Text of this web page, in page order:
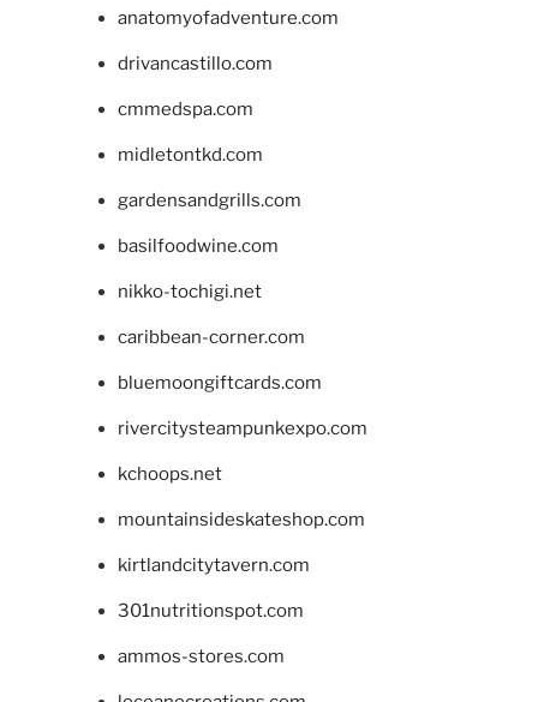
anatomyofadventure.com
drivancastillo.com
cmmedspa.com
midletontkd.com
gardensandgrills.com
basilfoodwine.com
nikko-tochigi.net
caribbean-corner.com
bluemoongiftcards.com
rivercitysteampunkexpo.com
kchoops.net
mountainsideskateshop.com
kirtlandcitytavern.com
301nutritionspot.com
ammos-stores.com